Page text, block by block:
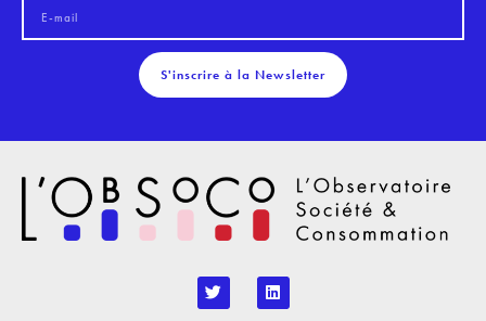
S'inscrire à la Newsletter